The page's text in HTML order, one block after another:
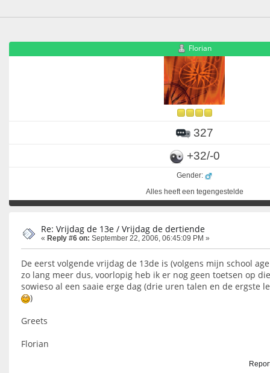
Florian
327
+32/-0
Gender:
Alles heeft een tegengestelde
Re: Vrijdag de 13e / Vrijdag de dertiende
« Reply #6 on: September 22, 2006, 06:45:09 PM »
De eerst volgende vrijdag de 13de is (volgens mijn school
zo lang meer dus, voorlopig heb ik er nog geen toetsen op
sowieso al een saaie erge dag (drie uren talen en de ergste
)
Greets
Florian